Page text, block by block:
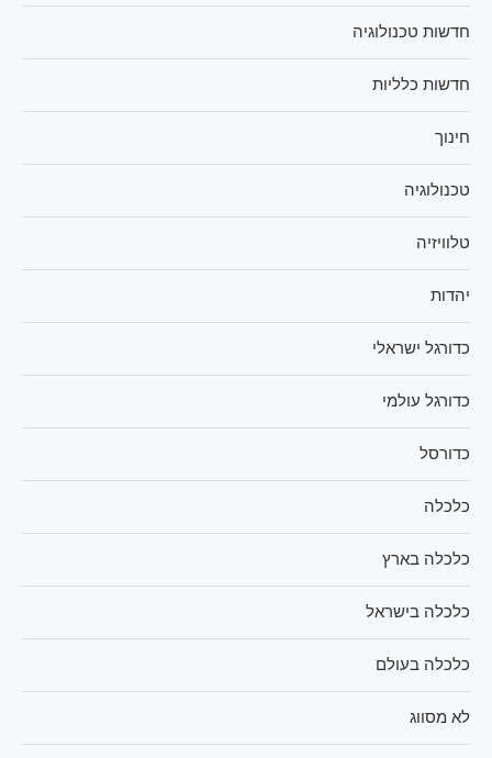
חדשות טכנולוגיה
חדשות כלליות
חינוך
טכנולוגיה
טלוויזיה
יהדות
כדורגל ישראלי
כדורגל עולמי
כדורסל
כלכלה
כלכלה בארץ
כלכלה בישראל
כלכלה בעולם
לא מסווג